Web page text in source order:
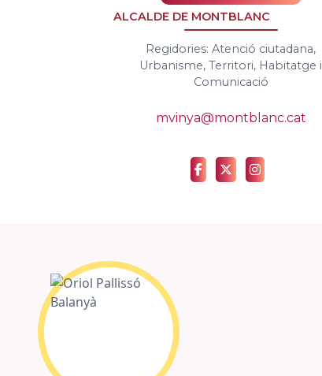
ALCALDE DE MONTBLANC
Regidories: Atenció ciutadana,
Urbanisme, Territori, Habitatge i
Comunicació
mvinya@montblanc.cat